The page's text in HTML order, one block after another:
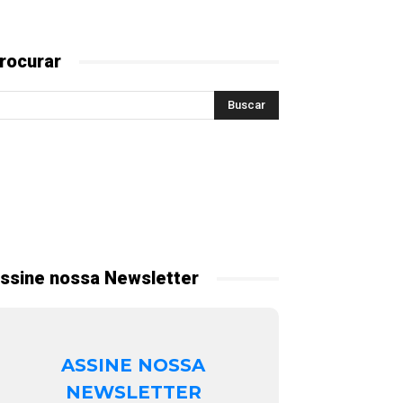
nossa Newsletter
ASSINE NOSSA
NEWSLETTER